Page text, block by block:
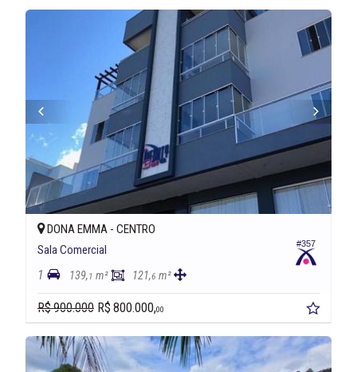
#357
DONA EMMA - CENTRO
Sala Comercial
1 139,1 m² 121,6 m²
R$ 900.000 R$ 800.000,00